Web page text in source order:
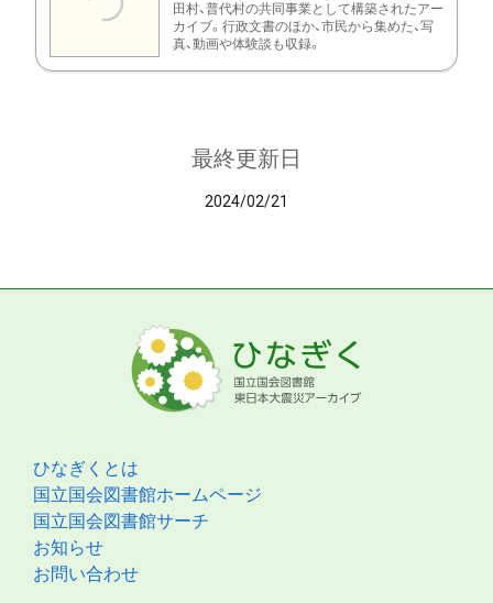
田村、普代村の共同事業として構築されたアー
カイブ。行政文書のほか、市民から集めた、写
真、動画や体験談も収録。
最終更新日
2024/02/21
ひなぎくとは
国立国会図書館ホームページ
国立国会図書館サーチ
お知らせ
お問い合わせ